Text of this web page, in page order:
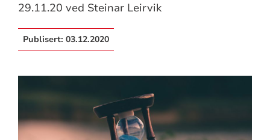
29.11.20 ved Steinar Leirvik
Publisert: 03.12.2020